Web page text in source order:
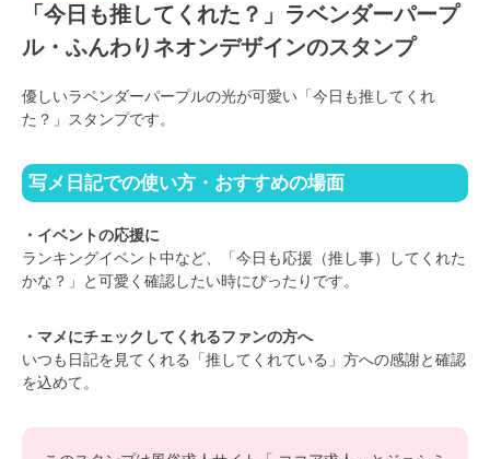
「今日も推してくれた？」ラベンダーパープ
ル・ふんわりネオンデザインのスタンプ
優しいラベンダーパープルの光が可愛い「今日も推してくれ
た？」スタンプです。
写メ日記での使い方・おすすめの場面
・イベントの応援に
ランキングイベント中など、「今日も応援（推し事）してくれた
かな？」と可愛く確認したい時にぴったりです。
・マメにチェックしてくれるファンの方へ
いつも日記を見てくれる「推してくれている」方への感謝と確認
を込めて。